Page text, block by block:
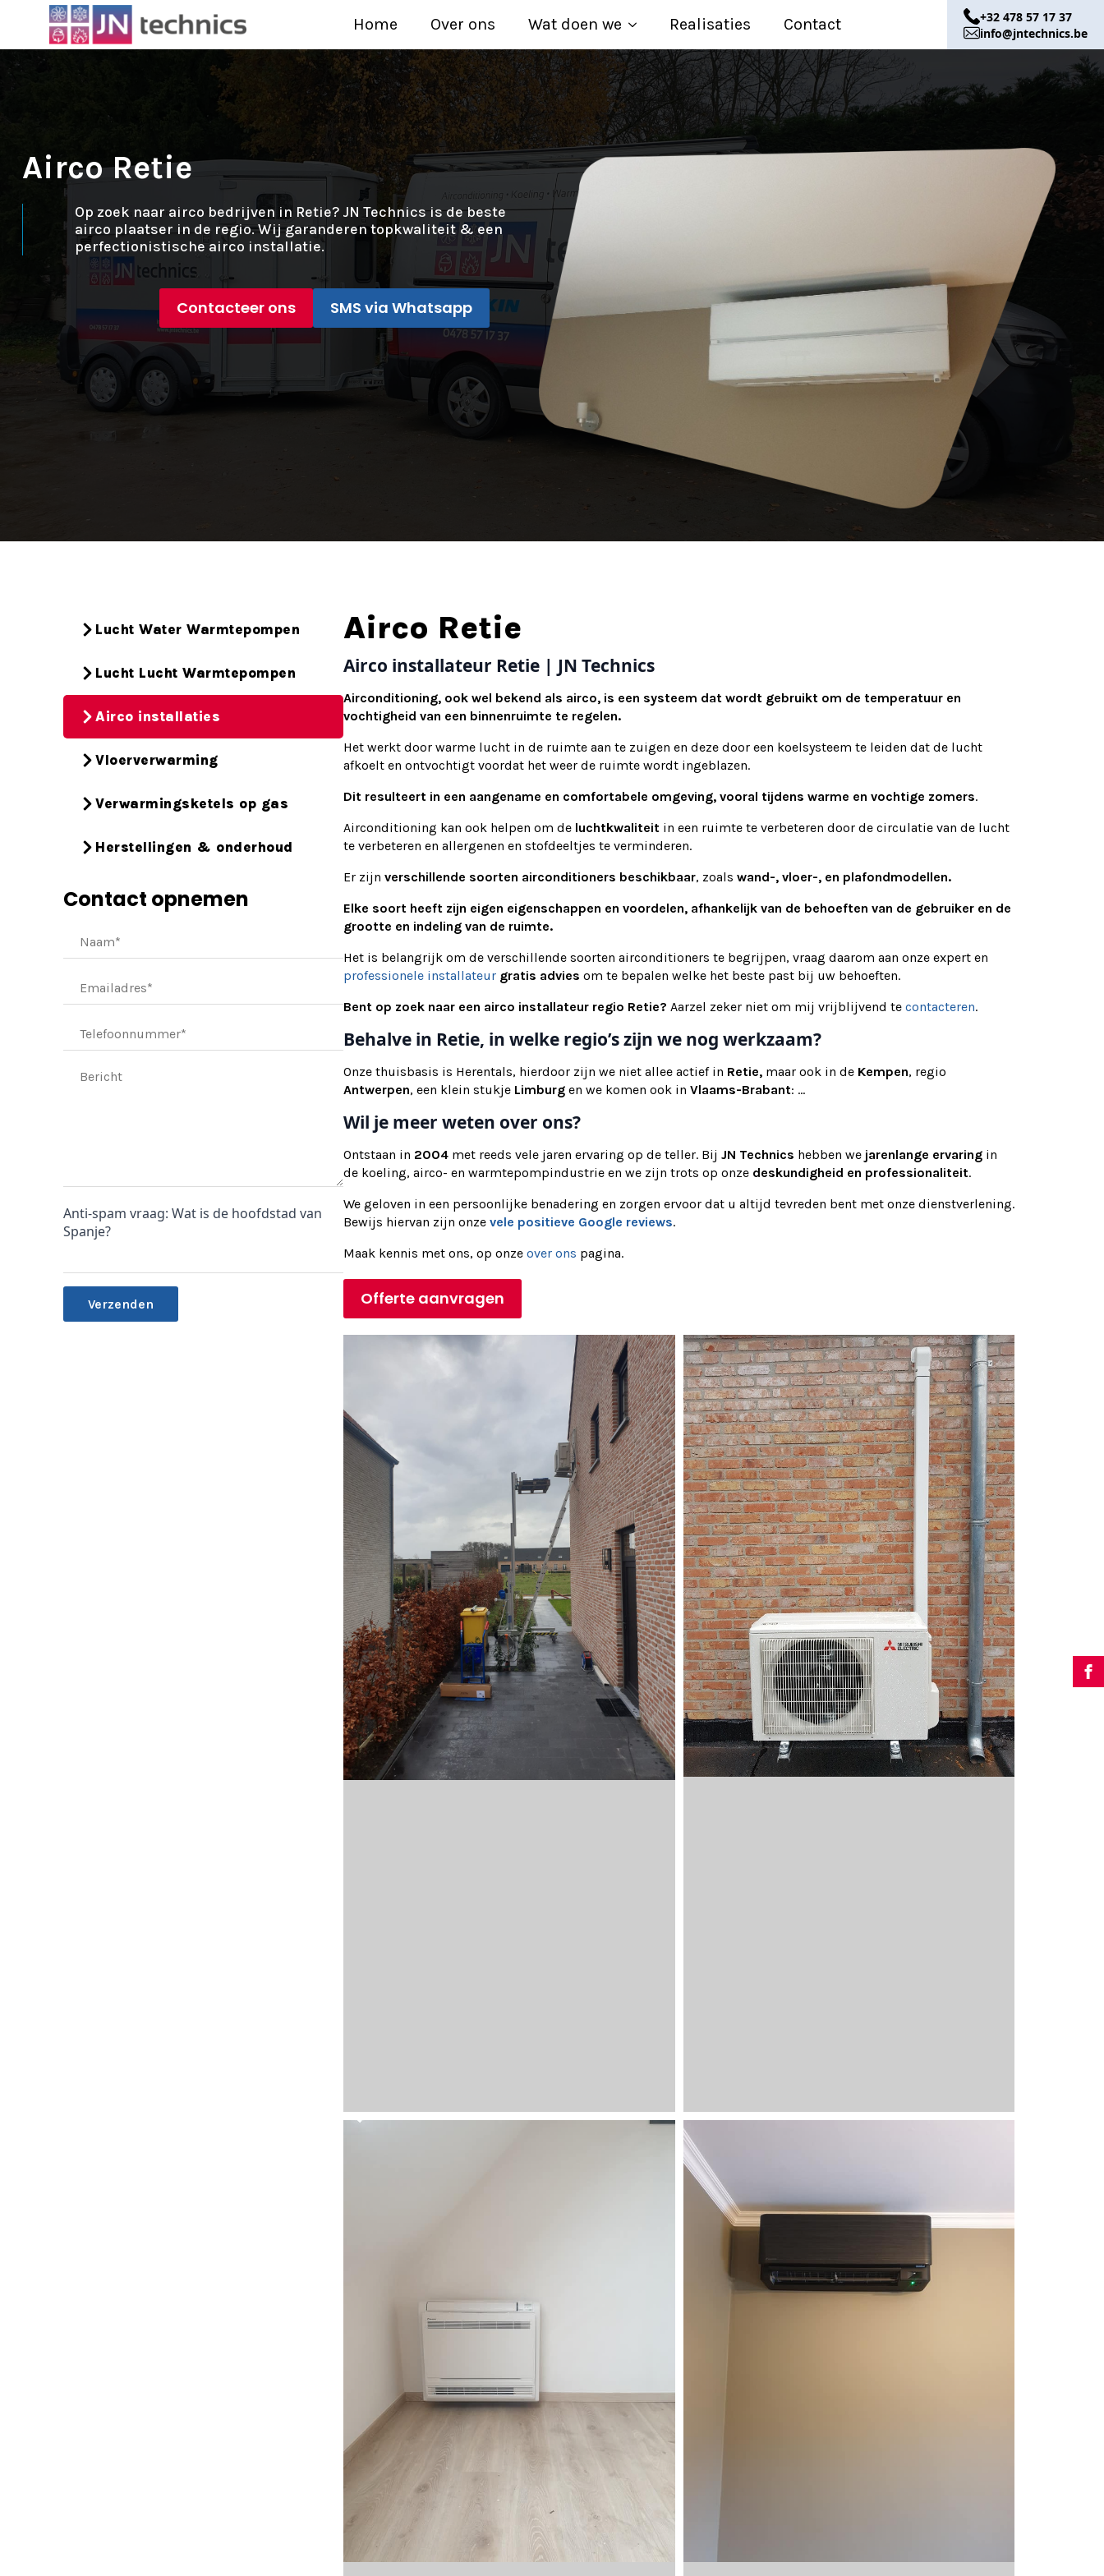
Home Over ons Wat doen we Realisaties Contact
+32 478 57 17 37
info@jntechnics.be
Airco Retie
Op zoek naar airco bedrijven in Retie? JN Technics is de beste
airco plaatser in de regio. Wij garanderen topkwaliteit & een
perfectionistische airco installatie.
Contacteer ons SMS via Whatsapp
Lucht Water Warmtepompen
Lucht Lucht Warmtepompen
Airco installaties
Vloerverwarming
Verwarmingsketels op gas
Herstellingen & onderhoud
Contact opnemen
Anti-spam vraag: Wat is de hoofdstad van
Spanje?
Airco Retie
Airco installateur Retie | JN Technics
Airconditioning, ook wel bekend als airco, is een systeem dat wordt gebruikt om de temperatuur en
vochtigheid van een binnenruimte te regelen.
Het werkt door warme lucht in de ruimte aan te zuigen en deze door een koelsysteem te leiden dat de lucht
afkoelt en ontvochtigt voordat het weer de ruimte wordt ingeblazen.
Dit resulteert in een aangename en comfortabele omgeving, vooral tijdens warme en vochtige zomers.
Airconditioning kan ook helpen om de luchtkwaliteit in een ruimte te verbeteren door de circulatie van de lucht
te verbeteren en allergenen en stofdeeltjes te verminderen.
Er zijn verschillende soorten airconditioners beschikbaar, zoals wand-, vloer-, en plafondmodellen.
Elke soort heeft zijn eigen eigenschappen en voordelen, afhankelijk van de behoeften van de gebruiker en de
grootte en indeling van de ruimte.
Het is belangrijk om de verschillende soorten airconditioners te begrijpen, vraag daarom aan onze expert en
professionele installateur gratis advies om te bepalen welke het beste past bij uw behoeften.
Bent op zoek naar een airco installateur regio Retie? Aarzel zeker niet om mij vrijblijvend te contacteren.
Behalve in Retie, in welke regio’s zijn we nog werkzaam?
Onze thuisbasis is Herentals, hierdoor zijn we niet allee actief in Retie, maar ook in de Kempen, regio
Antwerpen, een klein stukje Limburg en we komen ook in Vlaams-Brabant: ...
Wil je meer weten over ons?
Ontstaan in 2004 met reeds vele jaren ervaring op de teller. Bij JN Technics hebben we jarenlange ervaring in
de koeling, airco- en warmtepompindustrie en we zijn trots op onze deskundigheid en professionaliteit.
We geloven in een persoonlijke benadering en zorgen ervoor dat u altijd tevreden bent met onze dienstverlening.
Bewijs hiervan zijn onze vele positieve Google reviews.
Maak kennis met ons, op onze over ons pagina.
Offerte aanvragen